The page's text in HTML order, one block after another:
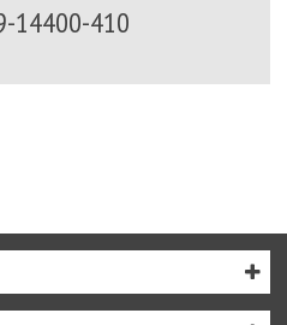
14400-410